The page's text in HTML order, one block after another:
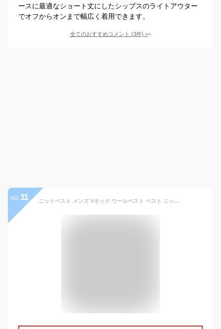
ースに最適なショート丈にしたシップスのライトアウター
でオフからオンまで幅広く着用できます。
全てのおすすめコメント (3件) >
no. 11 ニットベスト メンズ Vネック ウールベスト ベスト ニット ウール混 ウォッシャブル ウールベスト ビジネス カジュアル 洗える チョッキ 洗える 通勤 通学 秋 冬 春 夏 ウォッシャブル 定番 誕生日 プレゼント